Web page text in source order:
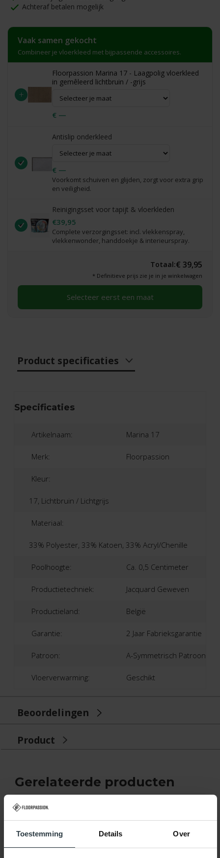
Toestemming Details Over
Achteraf betalen mogelijk
Vaak samen gekocht
Combineer je vloerkleed met bijpassende accessoires.
+
Floorpassion Marina 17 - Laagpolig vloerkleed
in gemêleerd lichtbruin / -grijs
€ —
Antislip onderkleed
€ —
Voorkomt schuiven en glijden, zorgt voor extra grip
en veiligheid.
Reinigingsset voor tapijt & vloerkleden
€39,95
Complete verzorgingsset: incl. vlekkenspray,
vlekkenwonder, handdoekje & interieurspray.
Totaal:€ 39,95
* Definitieve prijs zie je in je winkelwagen
Selecteer eerst een maat
Product specificaties
Beoordelingen
Product
Specificaties
Artikelnaam: Marina 17
Merk: Floorpassion
Kleur:
17, Lichtbruin / Lichtgrijs
Materiaal:
33% Polyester, 33% Katoen, 33% Acryl/Chenille
Poolhoogte: Ca. 0,5 Centimeter
Productietechniek: Jacquard Geweven
Productieland: België
Garantie: 2 Jaar Fabrieksgarantie
Patroon: A-Symmetrisch Patroon
Vloerverwarming: Geschikt
Gerelateerde producten